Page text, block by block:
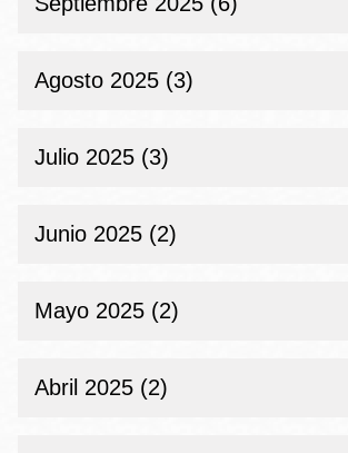
Agosto 2025 (3)
Julio 2025 (3)
Junio 2025 (2)
Mayo 2025 (2)
Abril 2025 (2)